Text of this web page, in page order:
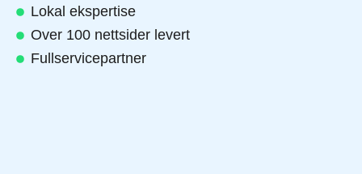
Lokal ekspertise
Over 100 nettsider levert
Fullservicepartner